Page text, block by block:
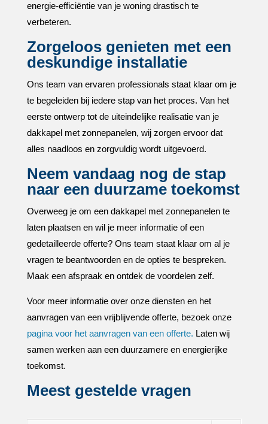
energie-efficiëntie van je woning drastisch te
verbeteren.​
Zorgeloos genieten met een
deskundige installatie
Ons team van ervaren professionals staat klaar om je
te begeleiden bij iedere stap van het proces.​ Van het
eerste ontwerp tot de uiteindelijke realisatie van je
dakkapel met zonnepanelen, wij zorgen ervoor dat
alles naadloos en zorgvuldig wordt uitgevoerd.​
Neem vandaag nog de stap
naar een duurzame toekomst
Overweeg je om een dakkapel met zonnepanelen te
laten plaatsen en wil je meer informatie of een
gedetailleerde offerte? Ons team staat klaar om al je
vragen te beantwoorden en de opties te bespreken.​
Maak een afspraak en ontdek de voordelen zelf.​
Voor meer informatie over onze diensten en het
aanvragen van een vrijblijvende offerte, bezoek onze
pagina voor het aanvragen van een offerte.​ Laten wij
samen werken aan een duurzamere en energierijke
toekomst.​
Meest gestelde vragen